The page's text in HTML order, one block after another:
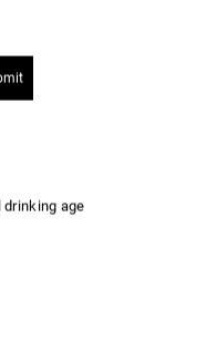
drinking age